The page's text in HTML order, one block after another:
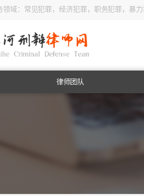
领域：常见犯罪，经济犯罪，职务犯罪，暴
律师团队